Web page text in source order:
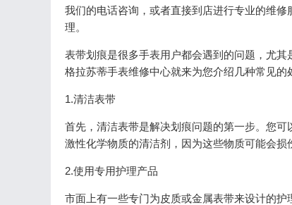
我们的电话咨询，或者直接到店进行专业的维
理。
表带划痕是很多手表用户都会遇到的问题，尤
格拉苏蒂手表维修中心就来为您介绍几种常见的
1.清洁表带
首先，清洁表带是解决划痕问题的第一步。您
激性化学物质的清洁剂，因为这些物质可能会损
2.使用专用护理产品
市面上有一些专门为皮质或金属表带来设计的